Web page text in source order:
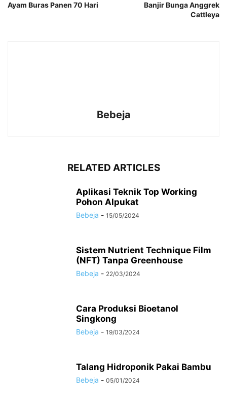
Ayam Buras Panen 70 Hari
Banjir Bunga Anggrek
Cattleya
Bebeja
RELATED ARTICLES
Aplikasi Teknik Top Working
Pohon Alpukat
Bebeja - 15/05/2024
Sistem Nutrient Technique Film
(NFT) Tanpa Greenhouse
Bebeja - 22/03/2024
Cara Produksi Bioetanol
Singkong
Bebeja - 19/03/2024
Talang Hidroponik Pakai Bambu
Bebeja - 05/01/2024